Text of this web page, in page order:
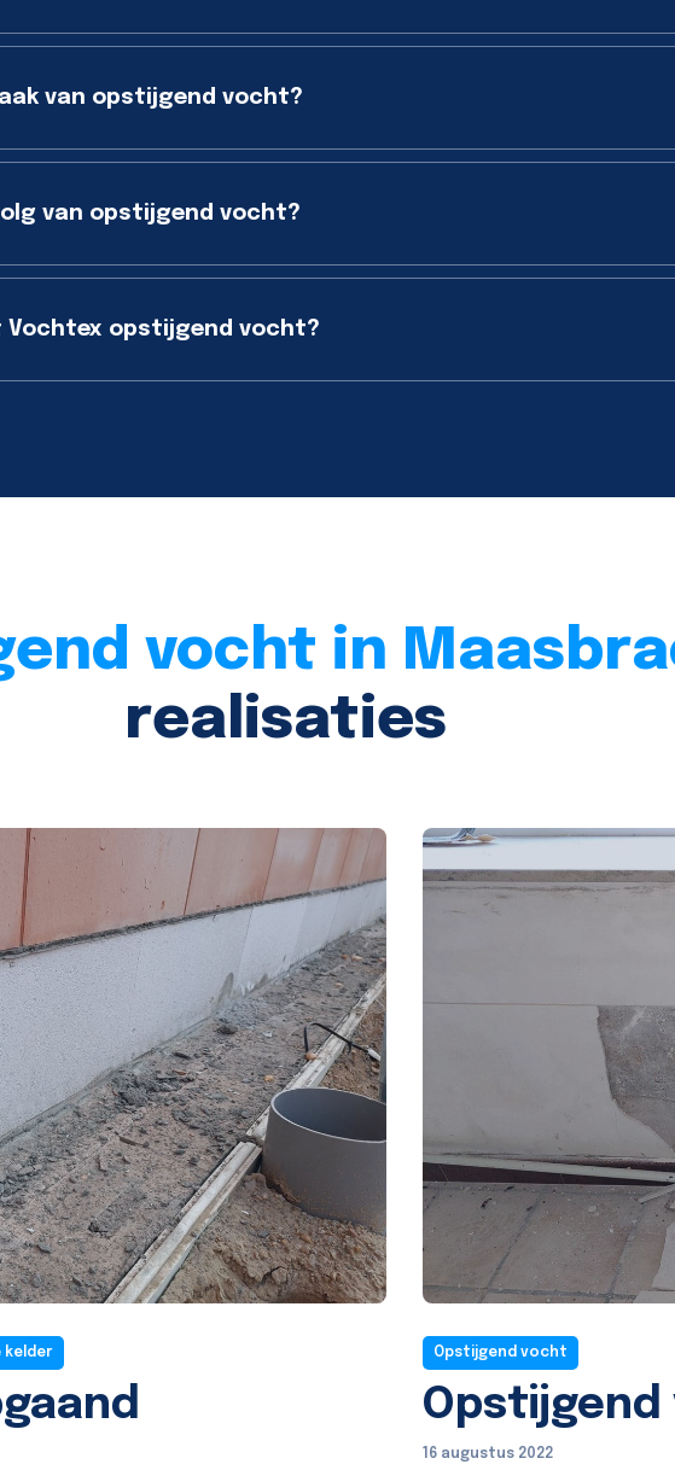
van opstijgend vocht?
van opstijgend vocht?
Vochtex opstijgend vocht?
vocht in
realisaties
kelder Opstijgend vocht
16 augustus 2022